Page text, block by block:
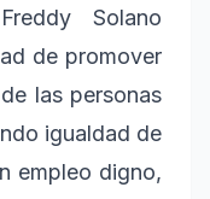
Solano
de promover
las personas
igualdad de
empleo digno,